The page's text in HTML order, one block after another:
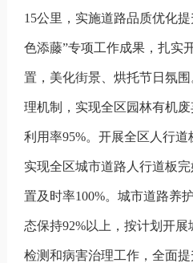
15公里，实施道路品质优化提
色添藤”专项工作成果，扎实
置，美化街景、烘托节日氛
理机制，实现全区园林有机
利用率95%。 开展全区人行道
实现全区城市道路人行道板
置及时率100%。 城市道路养
态保持92%以上，按计划开展
检测和病害治理工作，全面